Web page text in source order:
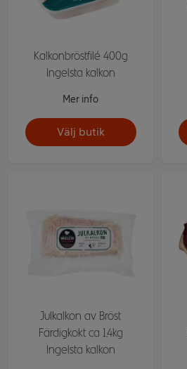
Kalkonbröstfilé 400g
Ingelsta kalkon
Mer info
Välj butik
Julkalkon av Bröst
Färdigkokt ca 1,4kg
Ingelsta kalkon